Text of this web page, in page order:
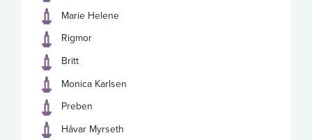
Marie Helene
Rigmor
Britt
Monica Karlsen
Preben
Håvar Myrseth